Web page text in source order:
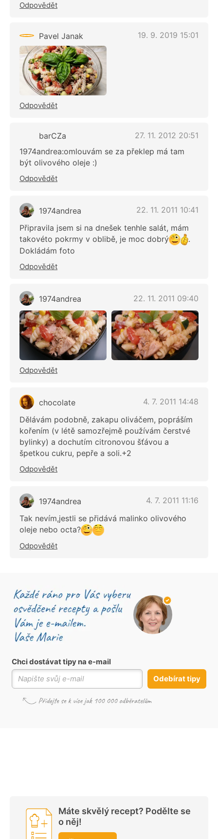
Odpovědět
Pavel Janak 19. 9. 2019 15:01
Odpovědět
barCZa
27. 11. 2012 20:51
1974andrea:omlouvám se za překlep má tam
být olivového oleje :)
Odpovědět
1974andrea
22. 11. 2011 10:41
Připravila jsem si na dnešek tenhle salát, mám
takovéto pokrmy v oblibě, je moc dobrý
.
Dokládám foto
Odpovědět
1974andrea 22. 11. 2011 09:40
Odpovědět
chocolate
4. 7. 2011 14:48
Dělávám podobně, zakapu oliváčem, popráším
kořením (v létě samozřejmě používám čerstvé
bylinky) a dochutím citronovou šťávou a
špetkou cukru, pepře a soli.+2
Odpovědět
1974andrea
4. 7. 2011 11:16
Tak nevím,jestli se přidává malinko olivového
oleje nebo octa?
Odpovědět
Chci dostávat tipy na e-mail
Odebírat tipy
Máte skvělý recept? Podělte se
o něj!